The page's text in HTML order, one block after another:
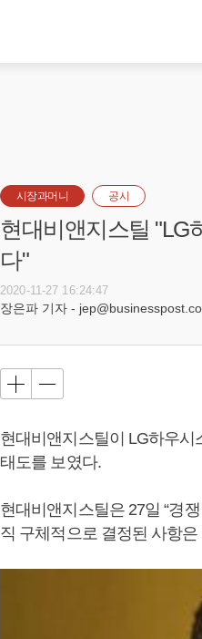
시장과머니 공시
현대비앤지스틸 "LG
다"
2020-11-27 16:24:47
장은파 기자 -
현대비앤지스틸이 LG하우
태도를 보였다.
현대비앤지스틸은 27일 “경
직 구체적으로 결정된 사항은